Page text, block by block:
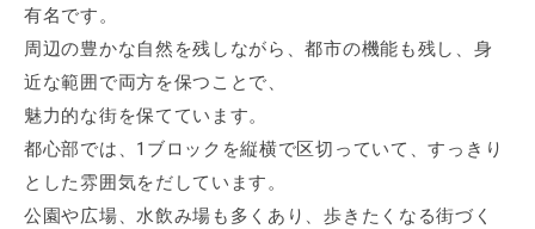
有名です。
周辺の豊かな自然を残しながら、都市の機能も残し、身
近な範囲で両方を保つことで、
魅力的な街を保てています。
都心部では、1ブロックを縦横で区切っていて、すっきり
とした雰囲気をだしています。
公園や広場、水飲み場も多くあり、歩きたくなる街づく